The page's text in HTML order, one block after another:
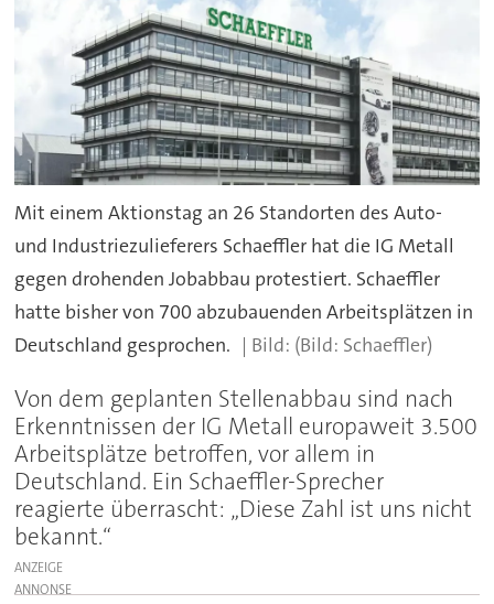
Mit einem Aktionstag an 26 Standorten des Auto-
und Industriezulieferers Schaeffler hat die IG Metall
gegen drohenden Jobabbau protestiert. Schaeffler
hatte bisher von 700 abzubauenden Arbeitsplätzen in
Deutschland gesprochen.
(Bild: Schaeffler)
Von dem geplanten Stellenabbau sind nach
Erkenntnissen der IG Metall europaweit 3.500
Arbeitsplätze betroffen, vor allem in
Deutschland. Ein Schaeffler-Sprecher
reagierte überrascht: „Diese Zahl ist uns nicht
bekannt.“
ANZEIGE